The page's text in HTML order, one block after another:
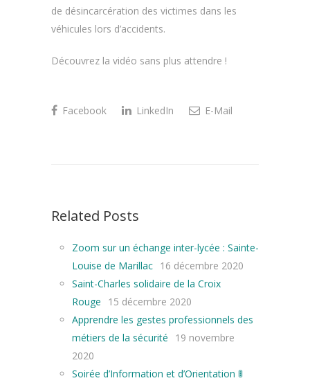
de désincarcération des victimes dans les
véhicules lors d’accidents.
Découvrez la vidéo sans plus attendre !
Facebook LinkedIn E-Mail
Related Posts
Zoom sur un échange inter-lycée : Sainte-
Louise de Marillac 16 décembre 2020
Saint-Charles solidaire de la Croix
Rouge
15 décembre 2020
Apprendre les gestes professionnels des
métiers de la sécurité
19 novembre
2020
Soirée d’Information et d’Orientation 🚦